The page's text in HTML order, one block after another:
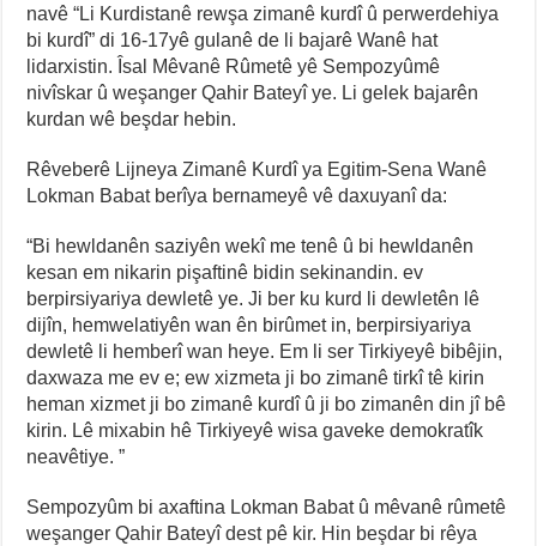
navê “Li Kurdistanê rewşa zimanê kurdî û perwerdehiya
bi kurdî” di 16-17yê gulanê de li bajarê Wanê hat
lidarxistin. Îsal Mêvanê Rûmetê yê Sempozyûmê
nivîskar û weşanger Qahir Bateyî ye. Li gelek bajarên
kurdan wê beşdar hebin.
Rêveberê Lijneya Zimanê Kurdî ya Egitim-Sena Wanê
Lokman Babat berîya bernameyê vê daxuyanî da:
“Bi hewldanên saziyên wekî me tenê û bi hewldanên
kesan em nikarin pişaftinê bidin sekinandin. ev
berpirsiyariya dewletê ye. Ji ber ku kurd li dewletên lê
dijîn, hemwelatiyên wan ên birûmet in, berpirsiyariya
dewletê li hemberî wan heye. Em li ser Tirkiyeyê bibêjin,
daxwaza me ev e; ew xizmeta ji bo zimanê tirkî tê kirin
heman xizmet ji bo zimanê kurdî û ji bo zimanên din jî bê
kirin. Lê mixabin hê Tirkiyeyê wisa gaveke demokratîk
neavêtiye. ”
Sempozyûm bi axaftina Lokman Babat û mêvanê rûmetê
weşanger Qahir Bateyî dest pê kir. Hin beşdar bi rêya